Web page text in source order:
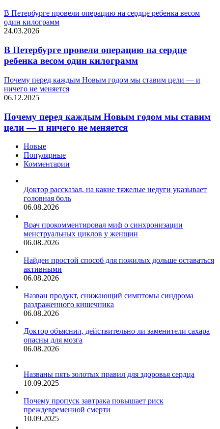
В Петербурге провели операцию на сердце ребенка весом
один килограмм
24.03.2026
В Петербурге провели операцию на сердце
ребенка весом один килограмм
Почему перед каждым Новым годом мы ставим цели — и
ничего не меняется
06.12.2025
Почему перед каждым Новым годом мы ставим
цели — и ничего не меняется
Новые
Популярные
Комментарии
Доктор рассказал, на какие тяжелые недуги указывает
головная боль
06.08.2026
Врач прокомментировал миф о синхронизации
менструальных циклов у женщин
06.08.2026
Найден простой способ для пожилых дольше оставаться
активными
06.08.2026
Назван продукт, снижающий симптомы синдрома
раздраженного кишечника
06.08.2026
Доктор объяснил, действительно ли заменители сахара
опасны для мозга
06.08.2026
Названы пять золотых правил для здоровья сердца
10.09.2025
Почему пропуск завтрака повышает риск
преждевременной смерти
10.09.2025